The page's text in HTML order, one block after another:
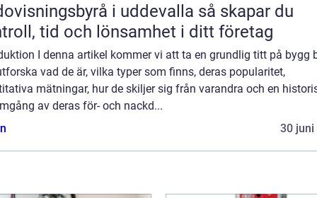
i uddevalla så skapar du
tid och lönsamhet i ditt företag
I denna artikel kommer vi att ta en grundlig titt på bygg
vad de är, vilka typer som finns, deras popularitet,
mätningar, hur de skiljer sig från varandra och en
av deras för- och nackd...
30 juni